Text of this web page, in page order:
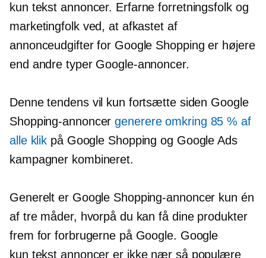
kun tekst annoncer. Erfarne forretningsfolk og
marketingfolk ved, at afkastet af
annonceudgifter for Google Shopping er højere
end andre typer Google-annoncer.
Denne tendens vil kun fortsætte siden Google
Shopping-annoncergenerere omkring 85 % af
alle klik på Google Shopping og Google Ads
kampagner kombineret.
Generelt er Google Shopping-annoncer kun én
af tre måder, hvorpå du kan få dine produkter
frem for forbrugerne på Google. Google
kun tekst annoncer er ikke nær så populære